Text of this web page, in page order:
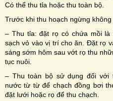
Có thể thu tỉa hoặc thu toàn bộ.
Trước khi thu hoạch ngừng không
– Thu tỉa: đặt rọ có chứa mồi
sạch vỏ vào vị trí cho ăn. Đặt rọ
sáng sớm hôm sau vớt rọ thu
tục nuôi.
– Thu toàn bộ sử dụng đối với
nước từ từ để chạch đồng bơi
đặt lưới hoặc rọ để thu chạch.